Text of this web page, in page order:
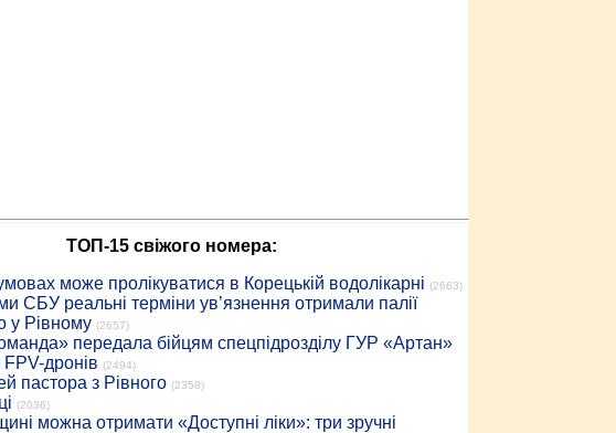
ТОП-15 свіжого номера:
може пролікуватися в Корецькій водолікарні (2663)
СБУ реальні терміни ув’язнення отримали палії
у Рівному (2657)
передала бійцям спецпідрозділу ГУР «Артан»
FPV-дронів (2494)
пастора з Рівного (2358)
(2036)
можна отримати «Доступні ліки»: три зручні